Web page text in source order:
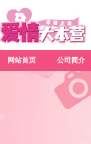
网站首页 公司简介